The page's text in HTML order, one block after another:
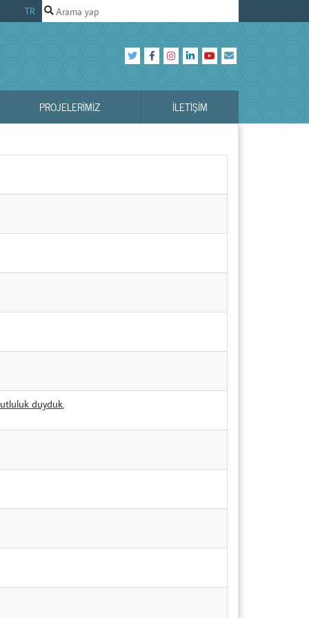
TR
PROJELERIMIZ İLETIŞIM
duyduk.